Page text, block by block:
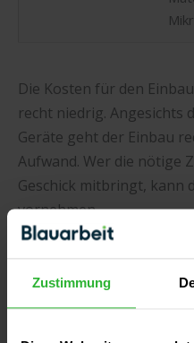
Zustimmung
Die Kosten für den
recht niedrig. Angesichts
Geräte geht der Einbau
Aufwand. Wer die nötige
Geschick mitbringt, kann
vornehmen.
Jetzt